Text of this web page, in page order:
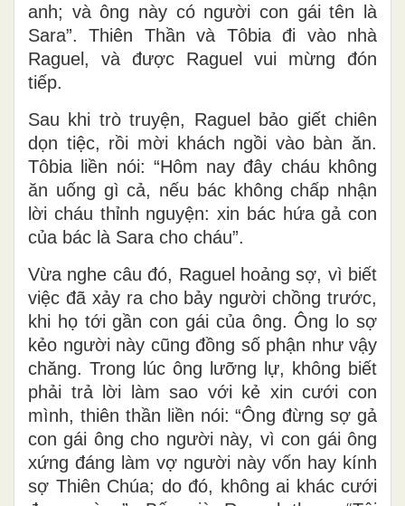
anh; và ông này có người con gái tên là
Sara”. Thiên Thần và Tôbia đi vào nhà
Raguel, và được Raguel vui mừng đón
tiếp.
Sau khi trò truyện, Raguel bảo giết chiên
dọn tiệc, rồi mời khách ngồi vào bàn ăn.
Tôbia liền nói: “Hôm nay đây cháu không
ăn uống gì cả, nếu bác không chấp nhận
lời cháu thỉnh nguyện: xin bác hứa gả con
của bác là Sara cho cháu”.
Vừa nghe câu đó, Raguel hoảng sợ, vì biết
việc đã xảy ra cho bảy người chồng trước,
khi họ tới gần con gái của ông. Ông lo sợ
kẻo người này cũng đồng số phận như vậy
chăng. Trong lúc ông lưỡng lự, không biết
phải trả lời làm sao với kẻ xin cưới con
mình, thiên thần liền nói: “Ông đừng sợ gả
con gái ông cho người này, vì con gái ông
xứng đáng làm vợ người này vốn hay kính
sợ Thiên Chúa; do đó, không ai khác cưới